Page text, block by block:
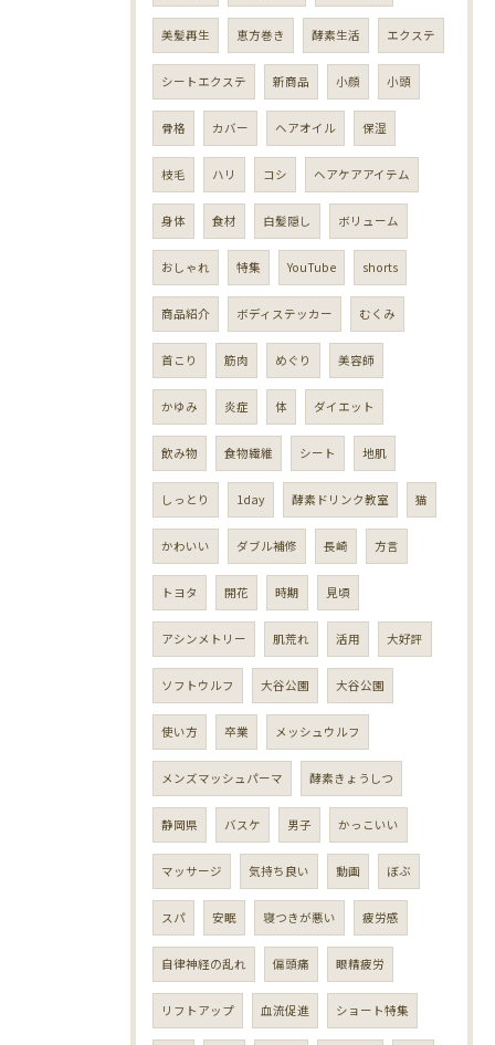
美髪再生 恵方巻き 酵素生活 エクステ
シートエクステ 新商品 小顔 小頭
骨格 カバー ヘアオイル 保湿
枝毛 ハリ コシ ヘアケアアイテム
身体 食材 白髪隠し ボリューム
おしゃれ 特集 YouTube shorts
商品紹介 ボディステッカー むくみ
首こり 筋肉 めぐり 美容師
かゆみ 炎症 体 ダイエット
飲み物 食物繊維 シート 地肌
しっとり 1day 酵素ドリンク教室 猫
かわいい ダブル補修 長崎 方言
トヨタ 開花 時期 見頃
アシンメトリー 肌荒れ 活用 大好評
ソフトウルフ 大谷公園 大谷公園
使い方 卒業 メッシュウルフ
メンズマッシュパーマ 酵素きょうしつ
静岡県 バスケ 男子 かっこいい
マッサージ 気持ち良い 動画 ぼぶ
スパ 安眠 寝つきが悪い 疲労感
自律神経の乱れ 偏頭痛 眼精疲労
リフトアップ 血流促進 ショート特集